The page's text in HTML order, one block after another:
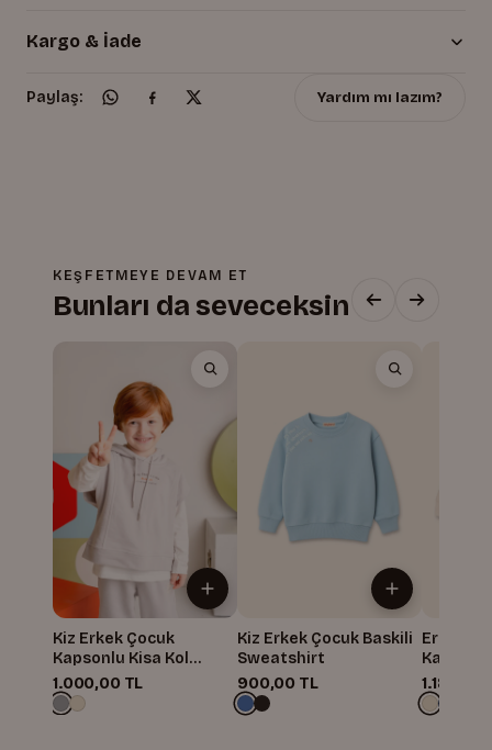
Kargo & İade
Paylaş: Yardım mı lazım?
KEŞFETMEYE DEVAM ET
Bunları da seveceksin
Kiz Erkek Çocuk
Kapsonlu Kisa Kol
Sweatshirt
1.000,00 TL
Kiz Erkek Çocuk Baskili
Sweatshirt
900,00 TL
Erkek
Kanguru
1.180,00